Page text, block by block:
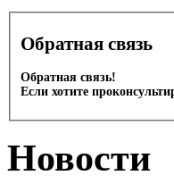
Обратная связь
Обратная связь!
Если хотите
Новости